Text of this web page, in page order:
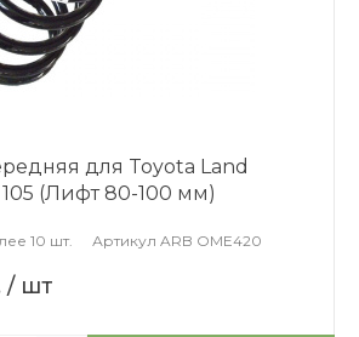
для Toyota Land
(Лифт 80-100 мм)
10 шт. Артикул ARB OME420
/ шт